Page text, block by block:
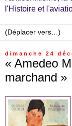
l'Histoire et
dimanche 24
« Amedeo
marchand »